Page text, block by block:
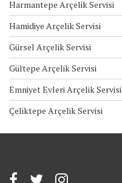
Harmantepe Arçelik Servisi
Hamidiye Arçelik Servisi
Gürsel Arçelik Servisi
Gültepe Arçelik Servisi
Emniyet Evleri Arçelik Servisi
Çeliktepe Arçelik Servisi